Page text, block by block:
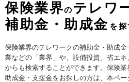
保険業界の テレワ
補助金・助成金 を探
保険業界のテレワークの補助金・助成
業などの「業界」や、設備投資、省エネ
からも検索することができます。保険業
助成金・支援金をお探しの方は、本ペー